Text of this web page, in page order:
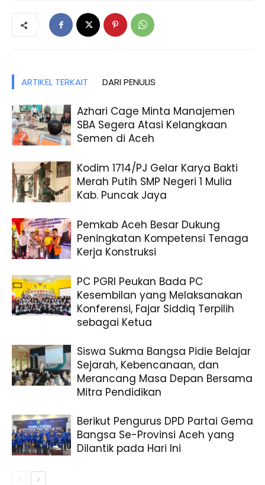
ARTIKEL TERKAIT DARI PENULIS
Azhari Cage Minta Manajemen
SBA Segera Atasi Kelangkaan
Semen di Aceh
Kodim 1714/PJ Gelar Karya Bakti
Merah Putih SMP Negeri 1 Mulia
Kab. Puncak Jaya
Pemkab Aceh Besar Dukung
Peningkatan Kompetensi Tenaga
Kerja Konstruksi
PC PGRI Peukan Bada PC
Kesembilan yang Melaksanakan
Konferensi, Fajar Siddiq Terpilih
sebagai Ketua
Siswa Sukma Bangsa Pidie Belajar
Sejarah, Kebencanaan, dan
Merancang Masa Depan Bersama
Mitra Pendidikan
Berikut Pengurus DPD Partai Gema
Bangsa Se-Provinsi Aceh yang
Dilantik pada Hari Ini